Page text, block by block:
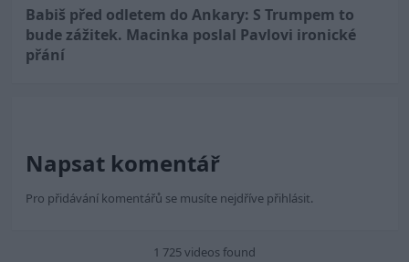
Babiš před odletem do Ankary: S Trumpem to
bude zážitek. Macinka poslal Pavlovi ironické
přání
Napsat komentář
Pro přidávání komentářů se musíte nejdříve přihlásit.
1 725 videos found